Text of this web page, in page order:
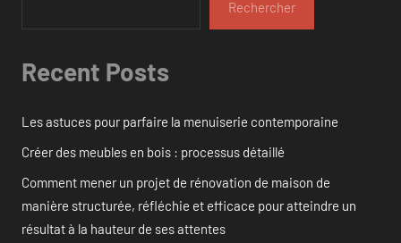
Rechercher
Recent Posts
Les astuces pour parfaire la menuiserie contemporaine
Créer des meubles en bois : processus détaillé
Comment mener un projet de rénovation de maison de
manière structurée, réfléchie et efficace pour atteindre un
résultat à la hauteur de ses attentes